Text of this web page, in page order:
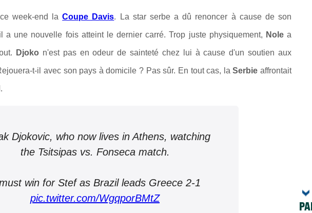
week-end laCoupe Davis. La star serbe a dû renoncer à cause de son
a une nouvelle fois atteint le dernier carré. Trop juste physiquement, Nolea
Djoko n'est pas en odeur de sainteté chez lui à cause d'un soutien aux
t-il avec son pays à domicile ? Pas sûr. En tout cas, laSerbie affrontait
Djokovic, who now lives in Athens, watching
the Tsitsipas vs. Fonseca match.
win for Stef as Brazil leads Greece 2-1
pic.twitter.com/WgqporBMtZ